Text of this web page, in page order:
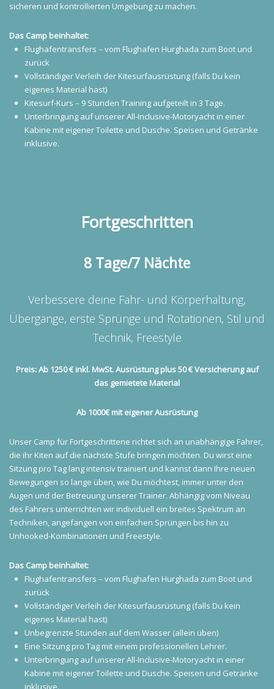
sicheren und kontrollierten Umgebung zu machen.
Das Camp beinhaltet:
Flughafentransfers – vom Flughafen Hurghada zum Boot und
zurück
Vollständiger Verleih der Kitesurfausrüstung (falls Du kein
eigenes Material hast)
Kitesurf-Kurs – 9 Stunden Training aufgeteilt in 3 Tage.
Unterbringung auf unserer All-Inclusive-Motoryacht in einer
Kabine mit eigener Toilette und Dusche. Speisen und Getränke
inklusive.
Fortgeschritten
8 Tage/7 Nächte
Verbessere deine Fahr- und Körperhaltung,
Übergänge, erste Sprünge und Rotationen, Stil und
Technik, Freestyle
Preis: Ab 1250 € inkl. MwSt. Ausrüstung plus 50 € Versicherung auf
das gemietete Material
Ab 1000€ mit eigener Ausrüstung
Unser Camp für Fortgeschrittene richtet sich an unabhängige Fahrer,
die ihr Kiten auf die nächste Stufe bringen möchten. Du wirst eine
Sitzung pro Tag lang intensiv trainiert und kannst dann Ihre neuen
Bewegungen so lange üben, wie Du möchtest, immer unter den
Augen und der Betreuung unserer Trainer. Abhängig vom Niveau
des Fahrers unterrichten wir individuell ein breites Spektrum an
Techniken, angefangen von einfachen Sprüngen bis hin zu
Unhooked-Kombinationen und Freestyle.
Das Camp beinhaltet:
Flughafentransfers – vom Flughafen Hurghada zum Boot und
zurück
Vollständiger Verleih der Kitesurfausrüstung (falls Du kein
eigenes Material hast)
Unbegrenzte Stunden auf dem Wasser (allein üben)
Eine Sitzung pro Tag mit einem professionellen Lehrer.
Unterbringung auf unserer All-Inclusive-Motoryacht in einer
Kabine mit eigener Toilette und Dusche. Speisen und Getränke
inklusive.